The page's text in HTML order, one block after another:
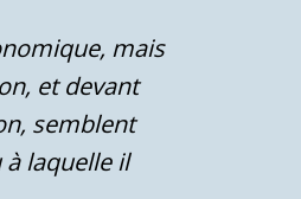
mais
et devant
semblent
laquelle il